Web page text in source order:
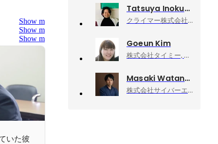
Show more
Show more
Show more
いた彼
Tatsuya Inokuchi
クライマー株式会社, CTO デジタル開発事業部部長
Goeun Kim
株式会社タイミー, 執行役員事業統括
Masaki Watanabe
株式会社サイバーエージェント, 新R25編集長